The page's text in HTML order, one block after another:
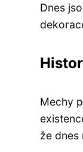
Dnes
Mechy
že dnes